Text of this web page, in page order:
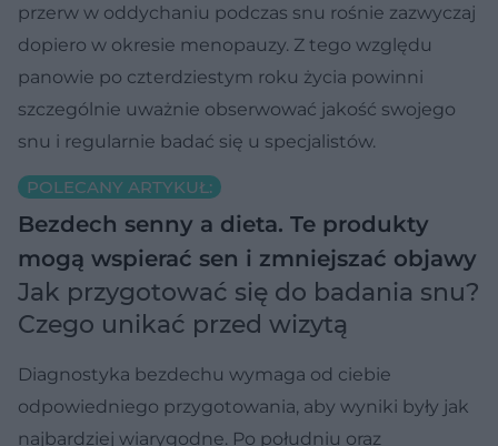
przerw w oddychaniu podczas snu rośnie zazwyczaj
dopiero w okresie menopauzy. Z tego względu
panowie po czterdziestym roku życia powinni
szczególnie uważnie obserwować jakość swojego
snu i regularnie badać się u specjalistów.
POLECANY ARTYKUŁ:
Bezdech senny a dieta. Te produkty
mogą wspierać sen i zmniejszać objawy
Jak przygotować się do badania snu?
Czego unikać przed wizytą
Diagnostyka bezdechu wymaga od ciebie
odpowiedniego przygotowania, aby wyniki były jak
najbardziej wiarygodne. Po południu oraz